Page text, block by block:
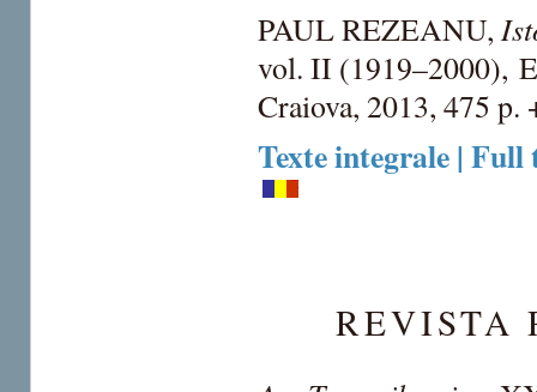
PAUL REZEANU,
vol. II (1919–2000),
Craiova, 2013, 475
Texte integrale | Full
REVISTA